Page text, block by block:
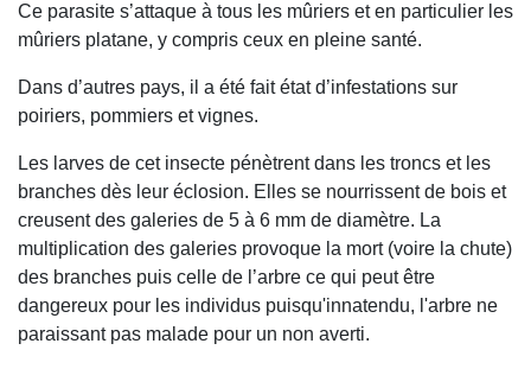
Ce parasite s’attaque à tous les mûriers et en particulier les
mûriers platane, y compris ceux en pleine santé.
Dans d’autres pays, il a été fait état d’infestations sur
poiriers, pommiers et vignes.
Les larves de cet insecte pénètrent dans les troncs et les
branches dès leur éclosion. Elles se nourrissent de bois et
creusent des galeries de 5 à 6 mm de diamètre. La
multiplication des galeries provoque la mort (voire la chute)
des branches puis celle de l’arbre ce qui peut être
dangereux pour les individus puisqu'innatendu, l'arbre ne
paraissant pas malade pour un non averti.